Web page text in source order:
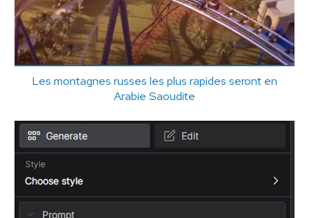
Les montagnes russes les plus rapides seront en
Arabie Saoudite